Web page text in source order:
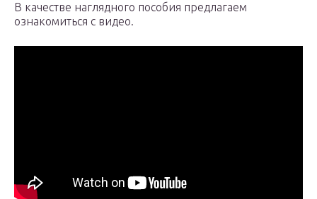
В качестве наглядного пособия предлагаем
ознакомиться с видео.